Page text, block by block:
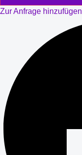
Zur Anfrage hinzufügen